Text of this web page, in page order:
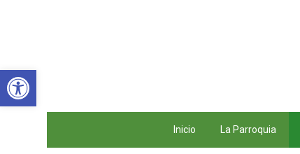
Abrir barra de herramientas
Inicio La Parroquia